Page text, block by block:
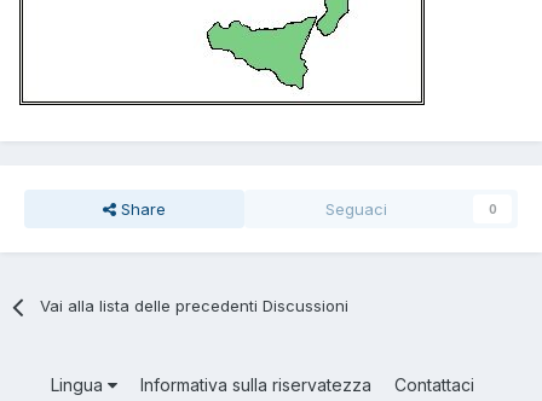
Share Seguaci 0
Vai alla lista delle precedenti Discussioni
Lingua Informativa sulla riservatezza
Contattaci